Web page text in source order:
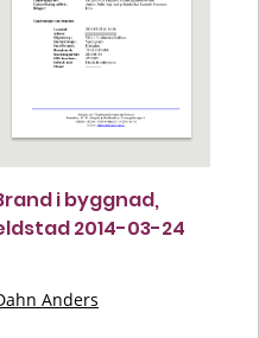
i byggnad,
2014-03-24
Anders